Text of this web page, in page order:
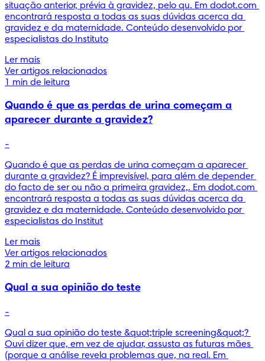
situação anterior, prévia à gravidez, pelo qu. Em dodot.com
encontrará resposta a todas as suas dúvidas acerca da
gravidez e da maternidade. Conteúdo desenvolvido por
especialistas do Instituto
Ler mais
Ver artigos relacionados
1 min de leitura
Quando é que as perdas de urina começam a
aparecer durante a gravidez?
-
Quando é que as perdas de urina começam a aparecer
durante a gravidez? É imprevisível, para além de depender
do facto de ser ou não a primeira gravidez,. Em dodot.com
encontrará resposta a todas as suas dúvidas acerca da
gravidez e da maternidade. Conteúdo desenvolvido por
especialistas do Institut
Ler mais
Ver artigos relacionados
2 min de leitura
Qual a sua opinião do teste
-
Qual a sua opinião do teste &quot;triple screening&quot;?
Ouvi dizer que, em vez de ajudar, assusta as futuras mães
(porque a análise revela problemas que, na real. Em